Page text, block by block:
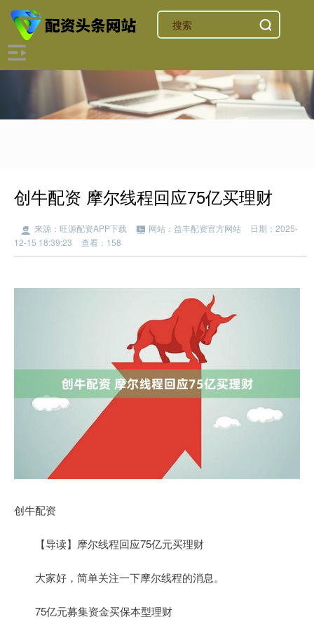
创牛配资 摩尔线程回应75亿买理财
来源：旺源配资APP下载 网站：益丰配资官方网站
日期：2025-
12-15 18:39:23
查看：158
创牛配资
【导读】摩尔线程回应75亿元买理财
大家好，简单关注一下摩尔线程的消息。
75亿元募集资金买保本型理财